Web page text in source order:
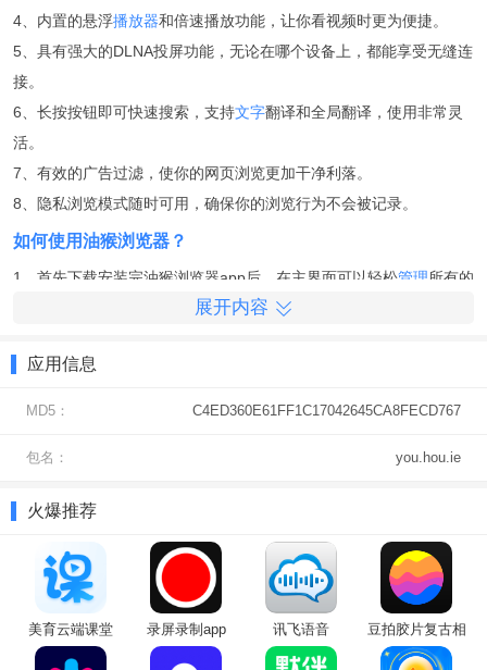
4、内置的悬浮播放器和倍速播放功能，让你看视频时更为便捷。
5、具有强大的DLNA投屏功能，无论在哪个设备上，都能享受无缝连
接。
6、长按按钮即可快速搜索，支持文字翻译和全局翻译，使用非常灵
活。
7、有效的广告过滤，使你的网页浏览更加干净利落。
8、隐私浏览模式随时可用，确保你的浏览行为不会被记录。
如何使用油猴浏览器？
1、首先下载安装完油猴浏览器app后，在主界面可以轻松管理所有的
展开内容
应用信息
MD5： C4ED360E61FF1C17042645CA8FECD767
包名： you.hou.ie
火爆推荐
美育云端课堂
（Cloud
录屏录制app 讯飞语音
豆拍胶片复古相
机